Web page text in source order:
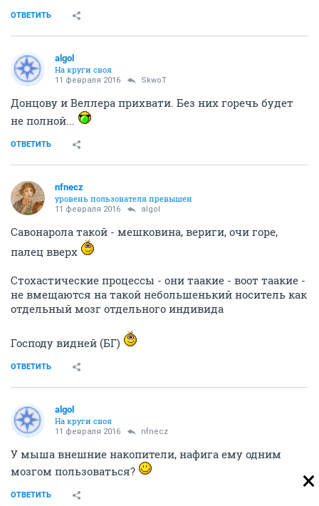
ОТВЕТИТЬ
аlgоl
На круги своя
11 февраля 2016 SkwоT
Донцову и Веллера прихвати. Без них горечь будет
не полной...
ОТВЕТИТЬ
nfnecz
уровень пользователя превышен
11 февраля 2016 аlgоl
Савонарола такой - мешковина, вериги, очи горе,
палец вверх
Стохастические процессы - они таакие - воот таакие -
не вмещаются на такой небольшенький носитель как
отдельный мозг отдельного индивида
Господу видней (БГ)
ОТВЕТИТЬ
аlgоl
На круги своя
11 февраля 2016 nfnecz
У мыша внешние накопители, нафига ему одним
мозгом пользоваться?
ОТВЕТИТЬ